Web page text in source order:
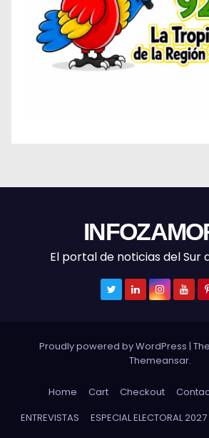
El portal de noticias del Sur
Proudly powered by WordPress |
Themeansar.
Home Cart Checkout
ENTREVISTAS
ESPECIAL ELECTORAL 2027